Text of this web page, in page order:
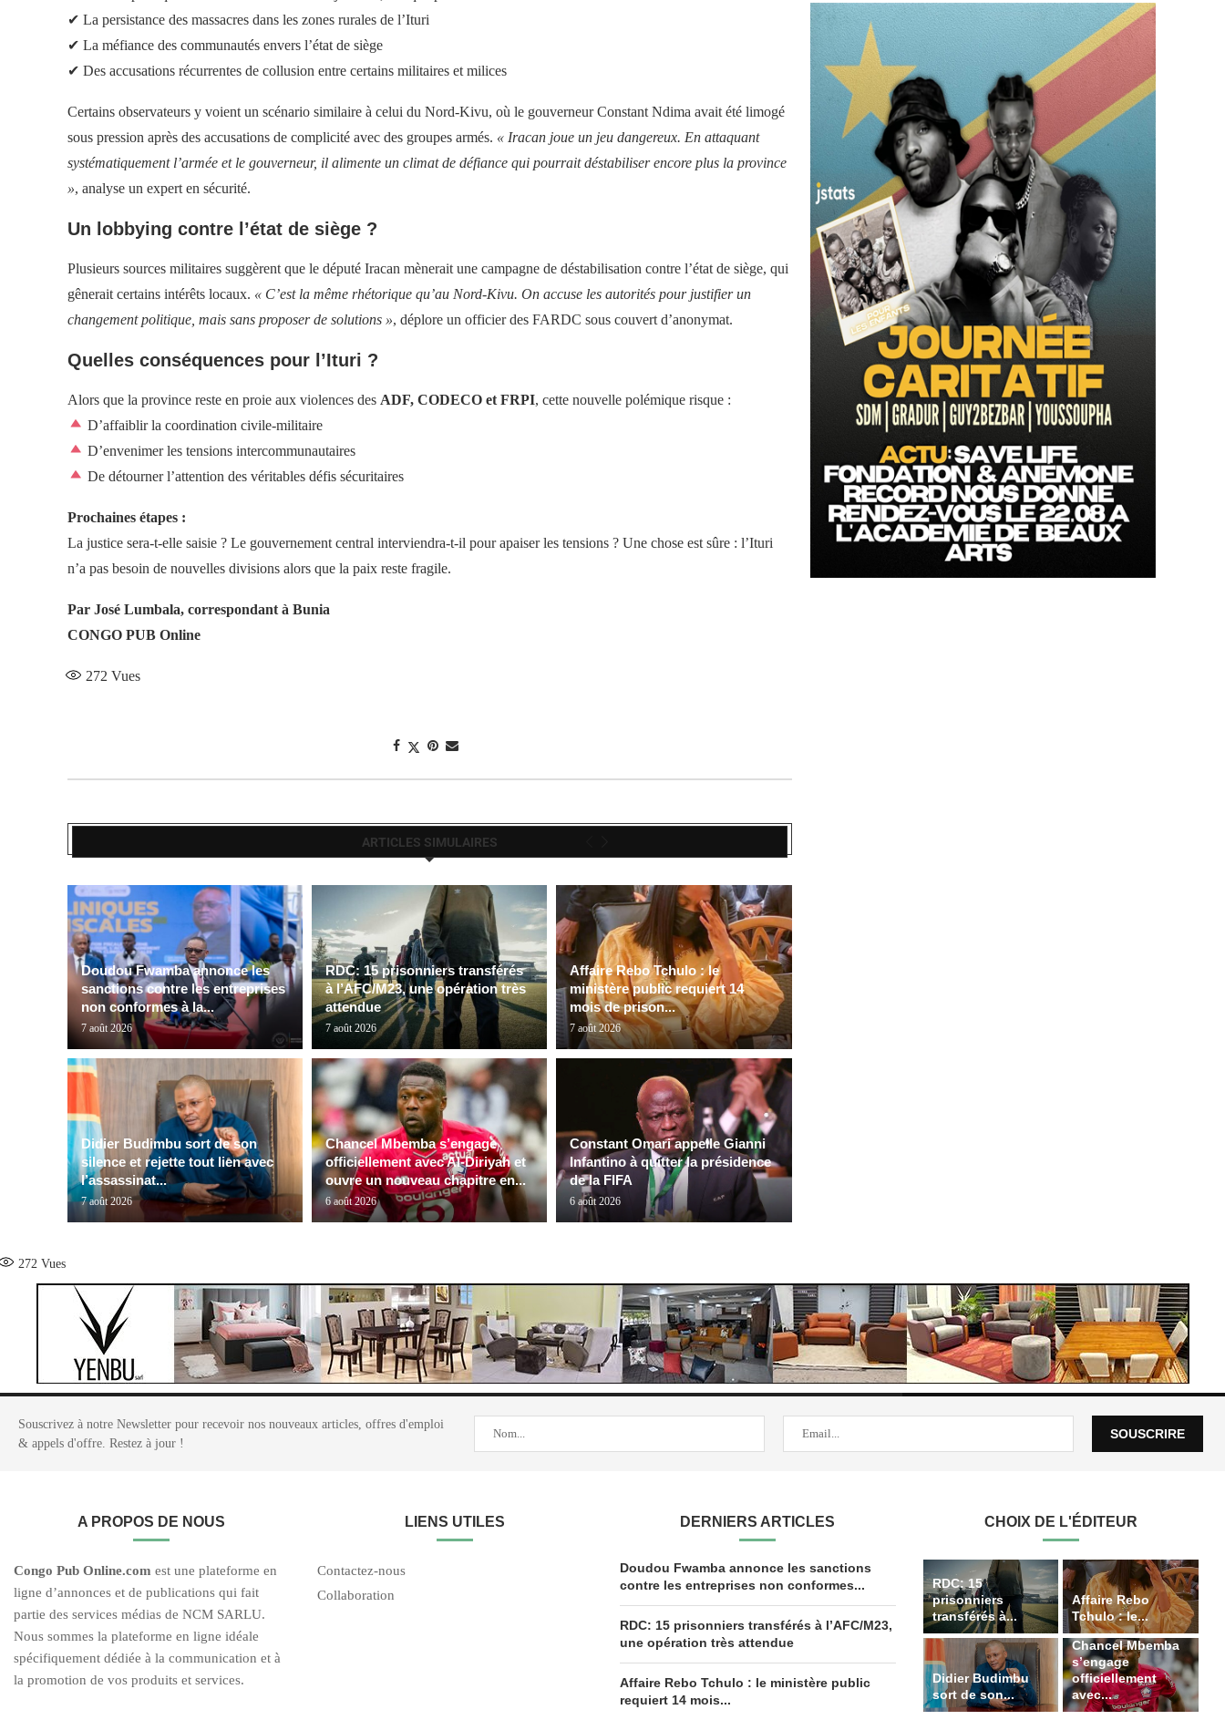
✔ La persistance des massacres dans les zones rurales de l’Ituri
✔ La méfiance des communautés envers l’état de siège
✔ Des accusations récurrentes de collusion entre certains militaires et milices
Certains observateurs y voient un scénario similaire à celui du Nord-Kivu, où le gouverneur Constant Ndima avait été limogé
sous pression après des accusations de complicité avec des groupes armés. « Iracan joue un jeu dangereux. En attaquant
systématiquement l’armée et le gouverneur, il alimente un climat de défiance qui pourrait déstabiliser encore plus la province
», analyse un expert en sécurité.
Un lobbying contre l’état de siège ?
Plusieurs sources militaires suggèrent que le député Iracan mènerait une campagne de déstabilisation contre l’état de siège, qui
gênerait certains intérêts locaux. « C’est la même rhétorique qu’au Nord-Kivu. On accuse les autorités pour justifier un
changement politique, mais sans proposer de solutions », déplore un officier des FARDC sous couvert d’anonymat.
Quelles conséquences pour l’Ituri ?
Alors que la province reste en proie aux violences des ADF, CODECO et FRPI, cette nouvelle polémique risque :
D’affaiblir la coordination civile-militaire
D’envenimer les tensions intercommunautaires
De détourner l’attention des véritables défis sécuritaires
Prochaines étapes :
La justice sera-t-elle saisie ? Le gouvernement central interviendra-t-il pour apaiser les tensions ? Une chose est sûre : l’Ituri
n’a pas besoin de nouvelles divisions alors que la paix reste fragile.
Par José Lumbala, correspondant à Bunia
CONGO PUB Online
272 Vues
ARTICLES SIMULAIRES
Doudou Fwamba annonce les
sanctions contre les entreprises
non conformes à la...
7 août 2026
RDC: 15 prisonniers transférés
à l’AFC/M23, une opération très
attendue
7 août 2026
Affaire Rebo Tchulo : le
ministère public requiert 14
mois de prison...
7 août 2026
Didier Budimbu sort de son
silence et rejette tout lien avec
l’assassinat...
7 août 2026
Chancel Mbemba s’engage
officiellement avec Al-Diriyah et
ouvre un nouveau chapitre en...
6 août 2026
Constant Omari appelle Gianni
Infantino à quitter la présidence
de la FIFA
6 août 2026
272 Vues
Souscrivez à notre Newsletter pour recevoir nos nouveaux articles, offres d'emploi
& appels d'offre. Restez à jour !
A PROPOS DE NOUS
Congo Pub Online.com est une plateforme en
ligne d’annonces et de publications qui fait
partie des services médias de NCM SARLU.
Nous sommes la plateforme en ligne idéale
spécifiquement dédiée à la communication et à
la promotion de vos produits et services.
LIENS UTILES
Contactez-nous
Collaboration
DERNIERS ARTICLES
Doudou Fwamba annonce les sanctions
contre les entreprises non conformes...
RDC: 15 prisonniers transférés à l’AFC/M23,
une opération très attendue
Affaire Rebo Tchulo : le ministère public
requiert 14 mois...
CHOIX DE L'ÉDITEUR
RDC: 15
prisonniers
transférés à...
Affaire Rebo
Tchulo : le...
Didier Budimbu
sort de son...
Chancel Mbemba
s’engage
officiellement
avec...